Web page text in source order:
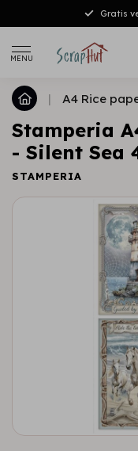
Gratis
MENU
| A4 Rice
Stamperia
- Silent Sea
STAMPERIA